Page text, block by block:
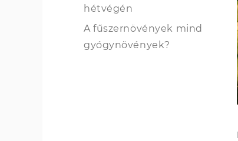
hétvégén
A fűszernövények mind
gyógynövények?